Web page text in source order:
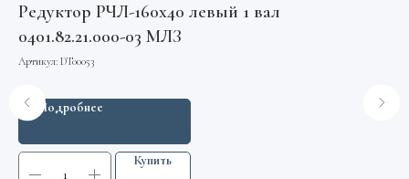
Редуктор РЧЛ-160х40 левый 1 вал
0401.82.21.000-03 МЛЗ
Артикул: DT00053
Подробнее
Купить